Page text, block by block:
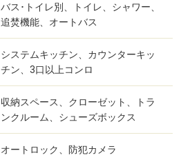
バス･トイレ別、トイレ、シャワー、
追焚機能、オートバス
システムキッチン、カウンターキッ
チン、3口以上コンロ
収納スペース、クローゼット、トラ
ンクルーム、シューズボックス
オートロック、防犯カメラ